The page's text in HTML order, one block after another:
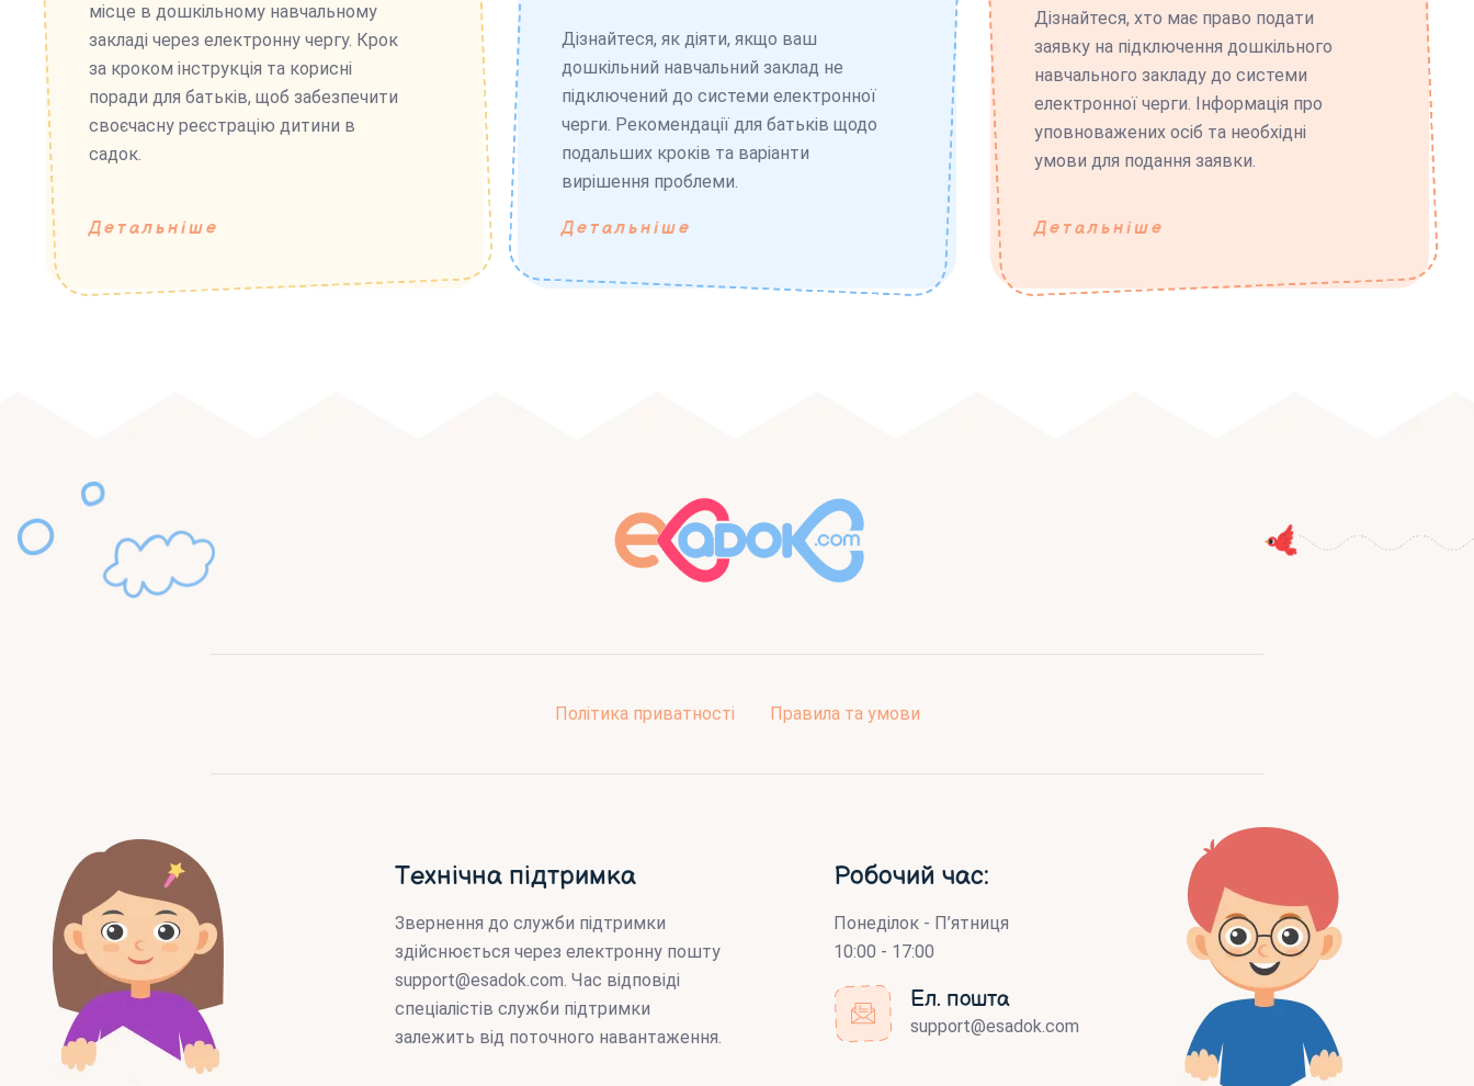
місце в дошкільному навчальному
закладі через електронну чергу. Крок
за кроком інструкція та корисні
поради для батьків, щоб забезпечити
своєчасну реєстрацію дитини в
садок.
Детальніше
Дізнайтеся, як діяти, якщо ваш
дошкільний навчальний заклад не
підключений до системи електронної
черги. Рекомендації для батьків щодо
подальших кроків та варіанти
вирішення проблеми.
Детальніше
Дізнайтеся, хто має право подати
заявку на підключення дошкільного
навчального закладу до системи
електронної черги. Інформація про
уповноважених осіб та необхідні
умови для подання заявки.
Детальніше
Політика приватності Правила та умови
Технічна підтримка
Звернення до служби підтримки
здійснюється через електронну пошту
support@esadok.com. Час відповіді
спеціалістів служби підтримки
залежить від поточного навантаження.
Робочий час:
Понеділок - П’ятниця
10:00 - 17:00
Ел. пошта
support@esadok.com